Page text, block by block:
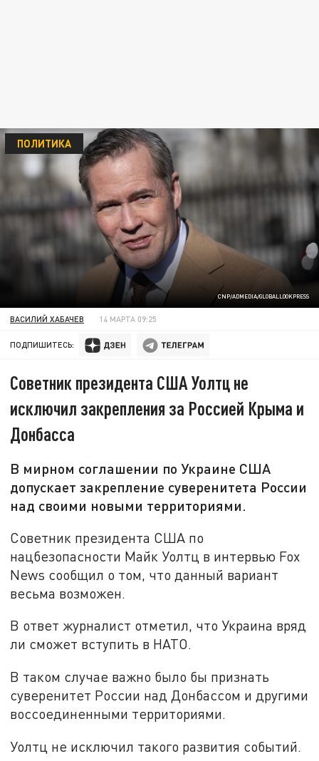
CNP/ADMEDIA/GLOBALLOOKPRESS
ПОЛИТИКА
ВАСИЛИЙ ХАБАЧЕВ 14 МАРТА 09:25
ПОДПИШИТЕСЬ:
Советник президента США Уолтц не
исключил закрепления за Россией Крыма и
Донбасса
В мирном соглашении по Украине США
допускает закрепление суверенитета России
над своими новыми территориями.
Советник президента США по
нацбезопасности Майк Уолтц в интервью Fox
News сообщил о том, что данный вариант
весьма возможен.
В ответ журналист отметил, что Украина вряд
ли сможет вступить в НАТО.
В таком случае важно было бы признать
суверенитет России над Донбассом и другими
воссоединенными территориями.
Уолтц не исключил такого развития событий.